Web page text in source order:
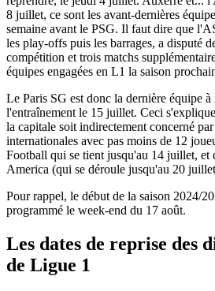
8 juillet, ce sont les avant-dernières
semaine avant le PSG. Il faut dire que
les play-offs puis les barrages, a disputé
compétition et trois matchs
équipes engagées en L1 la saison
Le Paris SG est donc la dernière équipe
l'entraînement le 15 juillet. Ceci
la capitale soit indirectement concerné
internationales avec pas moins de 12
Football qui se tient jusqu'au 14 juillet, et
America (qui se déroule jusqu'au 20
Pour rappel, le début de la saison 2024/
programmé le week-end du 17 août.
Les dates de reprise des
de Ligue 1